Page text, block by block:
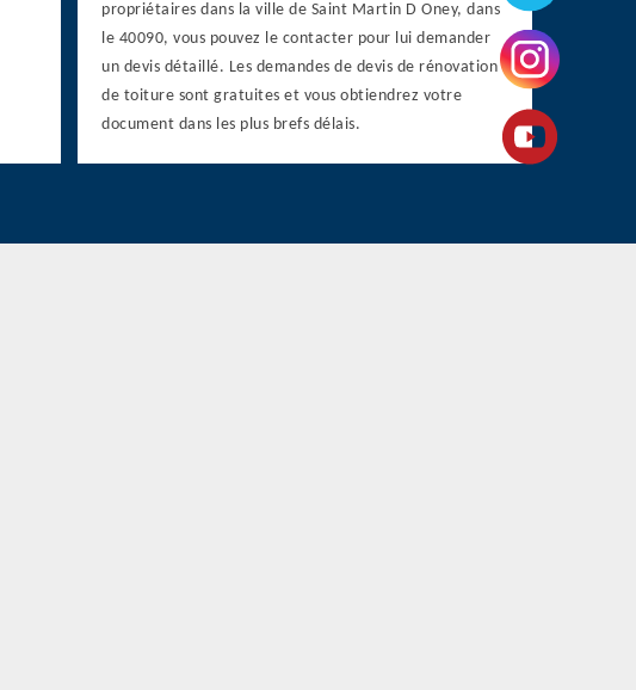
propriétaires dans la ville de Saint Martin D Oney, dans
le 40090, vous pouvez le contacter pour lui demander
un devis détaillé. Les demandes de devis de rénovation
de toiture sont gratuites et vous obtiendrez votre
document dans les plus brefs délais.